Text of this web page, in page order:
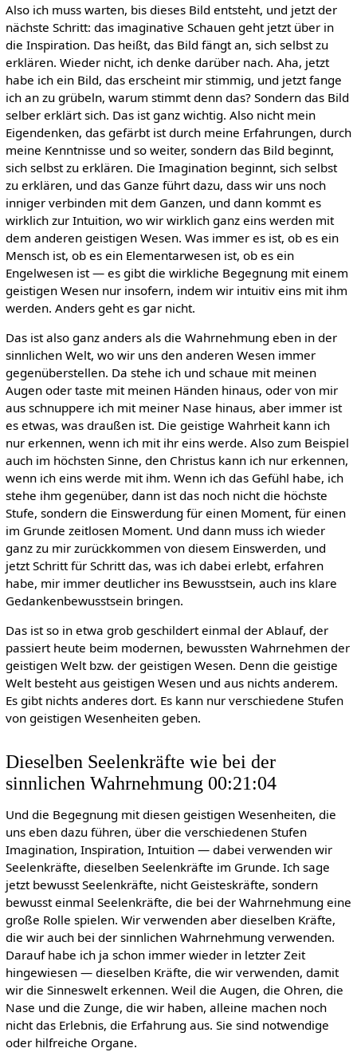
Also ich muss warten, bis dieses Bild entsteht, und jetzt der
nächste Schritt: das imaginative Schauen geht jetzt über in
die Inspiration. Das heißt, das Bild fängt an, sich selbst zu
erklären. Wieder nicht, ich denke darüber nach. Aha, jetzt
habe ich ein Bild, das erscheint mir stimmig, und jetzt fange
ich an zu grübeln, warum stimmt denn das? Sondern das Bild
selber erklärt sich. Das ist ganz wichtig. Also nicht mein
Eigendenken, das gefärbt ist durch meine Erfahrungen, durch
meine Kenntnisse und so weiter, sondern das Bild beginnt,
sich selbst zu erklären. Die Imagination beginnt, sich selbst
zu erklären, und das Ganze führt dazu, dass wir uns noch
inniger verbinden mit dem Ganzen, und dann kommt es
wirklich zur Intuition, wo wir wirklich ganz eins werden mit
dem anderen geistigen Wesen. Was immer es ist, ob es ein
Mensch ist, ob es ein Elementarwesen ist, ob es ein
Engelwesen ist — es gibt die wirkliche Begegnung mit einem
geistigen Wesen nur insofern, indem wir intuitiv eins mit ihm
werden. Anders geht es gar nicht.
Das ist also ganz anders als die Wahrnehmung eben in der
sinnlichen Welt, wo wir uns den anderen Wesen immer
gegenüberstellen. Da stehe ich und schaue mit meinen
Augen oder taste mit meinen Händen hinaus, oder von mir
aus schnuppere ich mit meiner Nase hinaus, aber immer ist
es etwas, was draußen ist. Die geistige Wahrheit kann ich
nur erkennen, wenn ich mit ihr eins werde. Also zum Beispiel
auch im höchsten Sinne, den Christus kann ich nur erkennen,
wenn ich eins werde mit ihm. Wenn ich das Gefühl habe, ich
stehe ihm gegenüber, dann ist das noch nicht die höchste
Stufe, sondern die Einswerdung für einen Moment, für einen
im Grunde zeitlosen Moment. Und dann muss ich wieder
ganz zu mir zurückkommen von diesem Einswerden, und
jetzt Schritt für Schritt das, was ich dabei erlebt, erfahren
habe, mir immer deutlicher ins Bewusstsein, auch ins klare
Gedankenbewusstsein bringen.
Das ist so in etwa grob geschildert einmal der Ablauf, der
passiert heute beim modernen, bewussten Wahrnehmen der
geistigen Welt bzw. der geistigen Wesen. Denn die geistige
Welt besteht aus geistigen Wesen und aus nichts anderem.
Es gibt nichts anderes dort. Es kann nur verschiedene Stufen
von geistigen Wesenheiten geben.
Dieselben Seelenkräfte wie bei der
sinnlichen Wahrnehmung 00:21:04
Und die Begegnung mit diesen geistigen Wesenheiten, die
uns eben dazu führen, über die verschiedenen Stufen
Imagination, Inspiration, Intuition — dabei verwenden wir
Seelenkräfte, dieselben Seelenkräfte im Grunde. Ich sage
jetzt bewusst Seelenkräfte, nicht Geisteskräfte, sondern
bewusst einmal Seelenkräfte, die bei der Wahrnehmung eine
große Rolle spielen. Wir verwenden aber dieselben Kräfte,
die wir auch bei der sinnlichen Wahrnehmung verwenden.
Darauf habe ich ja schon immer wieder in letzter Zeit
hingewiesen — dieselben Kräfte, die wir verwenden, damit
wir die Sinneswelt erkennen. Weil die Augen, die Ohren, die
Nase und die Zunge, die wir haben, alleine machen noch
nicht das Erlebnis, die Erfahrung aus. Sie sind notwendige
oder hilfreiche Organe.